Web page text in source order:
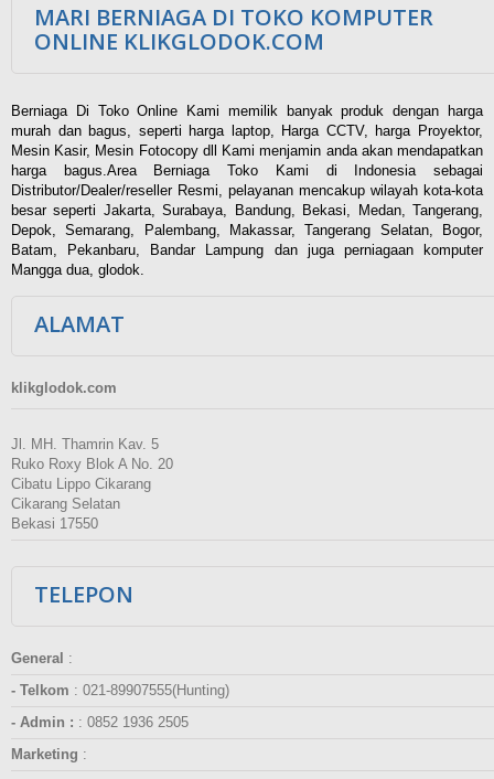
MARI BERNIAGA DI TOKO KOMPUTER
ONLINE KLIKGLODOK.COM
Berniaga Di Toko Online Kami memilik banyak produk dengan harga
murah dan bagus, seperti harga laptop, Harga CCTV, harga Proyektor,
Mesin Kasir, Mesin Fotocopy dll Kami menjamin anda akan mendapatkan
harga bagus.Area Berniaga Toko Kami di Indonesia sebagai
Distributor/Dealer/reseller Resmi, pelayanan mencakup wilayah kota-kota
besar seperti Jakarta, Surabaya, Bandung, Bekasi, Medan, Tangerang,
Depok, Semarang, Palembang, Makassar, Tangerang Selatan, Bogor,
Batam, Pekanbaru, Bandar Lampung dan juga perniagaan komputer
Mangga dua, glodok.
ALAMAT
klikglodok.com
Jl. MH. Thamrin Kav. 5
Ruko Roxy Blok A No. 20
Cibatu Lippo Cikarang
Cikarang Selatan
Bekasi 17550
TELEPON
General :
- Telkom : 021-89907555(Hunting)
- Admin : : 0852 1936 2505
Marketing :